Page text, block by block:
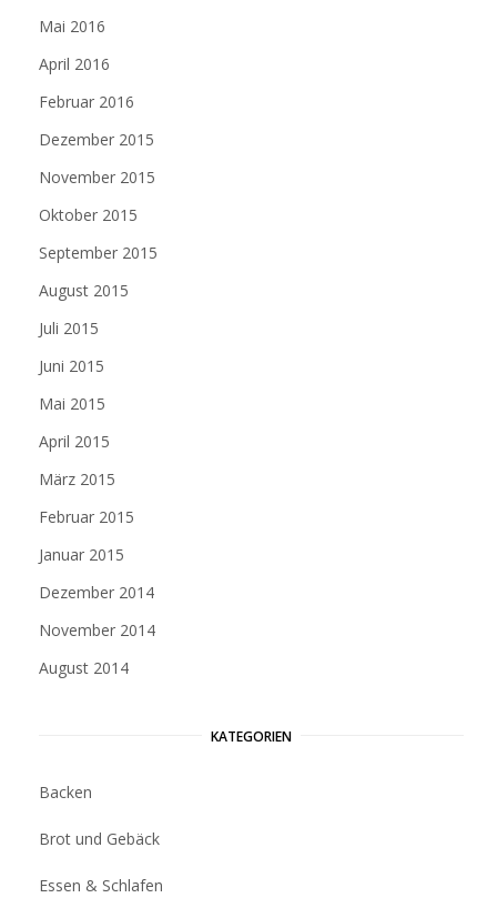
Mai 2016
April 2016
Februar 2016
Dezember 2015
November 2015
Oktober 2015
September 2015
August 2015
Juli 2015
Juni 2015
Mai 2015
April 2015
März 2015
Februar 2015
Januar 2015
Dezember 2014
November 2014
August 2014
KATEGORIEN
Backen
Brot und Gebäck
Essen & Schlafen